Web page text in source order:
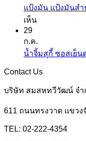
แป้งมัน แป้งมันสำ
เห็นบน
มัน
แป้ง
มัน
หรือ
ฮ่องกง
29
ก.ค.
น้ำจิ้มสุกี้ ซอสเย็
Contact Us
บริษัท สมสหทวีวัฒน์ จำ
611 ถนนทรงวาด แขวง
TEL: 02-222-4354